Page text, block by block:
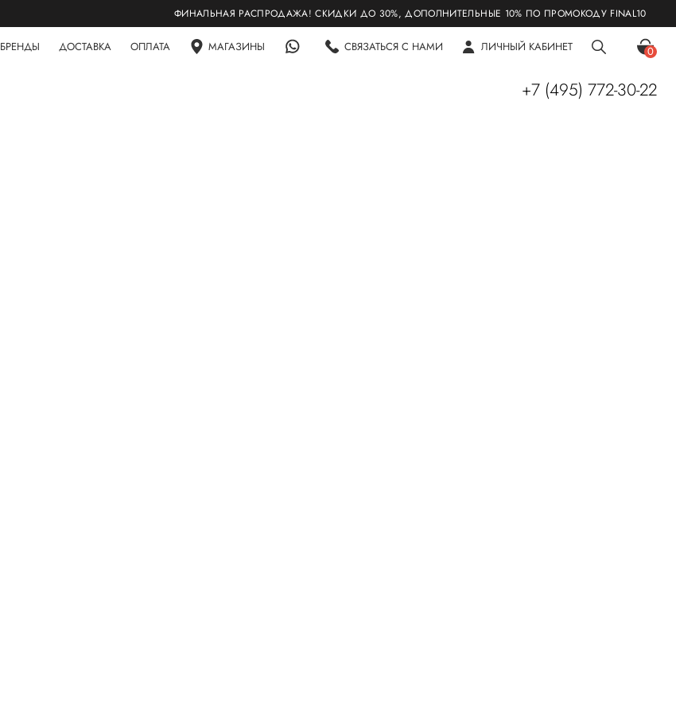
ФИНАЛЬНАЯ РАСПРОДАЖА! СКИДКИ ДО 30%, ДОПОЛНИТЕЛЬНЫЕ 10% ПО ПРОМОКОДУ FINAL10
БРЕНДЫ ДОСТАВКА ОПЛАТА МАГАЗИНЫ СВЯЗАТЬСЯ С НАМИ ЛИЧНЫЙ КАБИНЕТ 0
+7 (495) 772-30-22